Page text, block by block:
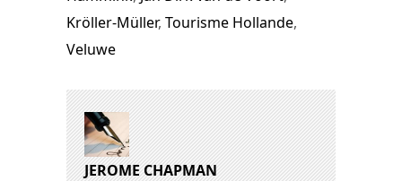
Kröller-Müller, Tourisme Hollande,
Veluwe
JEROME CHAPMAN